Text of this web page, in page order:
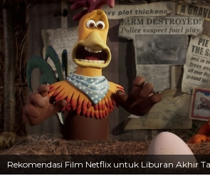
Rekomendasi Film Netflix untuk Liburan Akhir